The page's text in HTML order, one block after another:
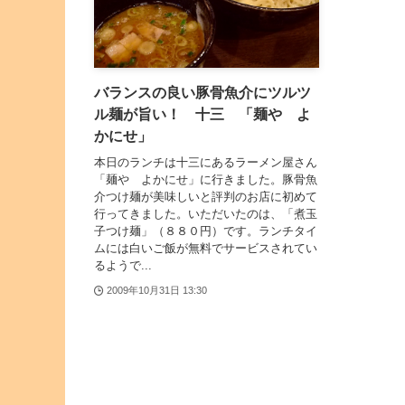
バランスの良い豚骨魚介にツルツ
ル麺が旨い！ 十三 「麺や よ
かにせ」
本日のランチは十三にあるラーメン屋さん
「麺や よかにせ」に行きました。豚骨魚
介つけ麺が美味しいと評判のお店に初めて
行ってきました。いただいたのは、「煮玉
子つけ麺」（８８０円）です。ランチタイ
ムには白いご飯が無料でサービスされてい
るようで...
2009年10月31日 13:30